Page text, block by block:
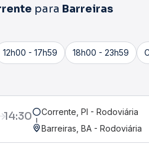
para Barreiras
12h00 - 17h59 18h00 - 23h59
14:30
Corrente, PI - Rodoviária
Barreiras, BA - Rodoviária